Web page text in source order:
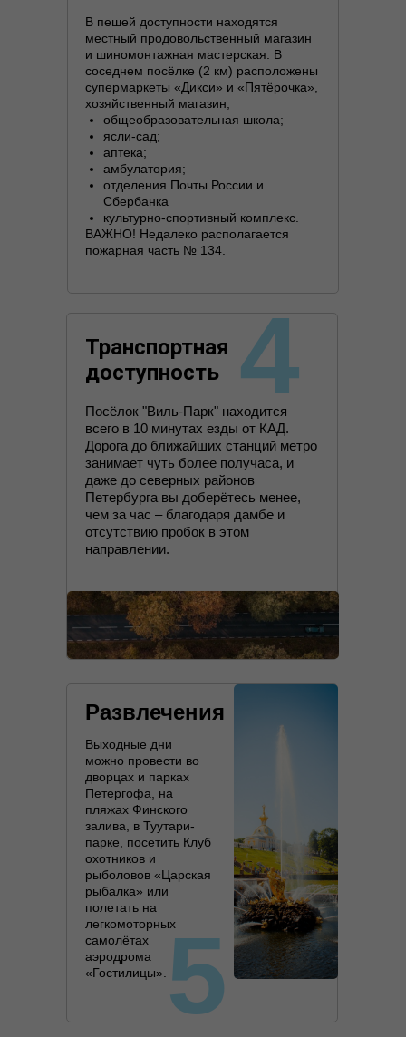
Транспортная
доступность
Посёлок "Виль-Парк" находится
всего в 10 минутах езды от КАД.
Дорога до ближайших станций метро
занимает чуть более получаса, и
даже до северных районов
Петербурга вы доберётесь менее,
чем за час – благодаря дамбе и
отсутствию пробок в этом
направлении.
4
В пешей доступности находятся
местный продовольственный магазин
и шиномонтажная мастерская. В
соседнем посёлке (2 км) расположены
супермаркеты «Дикси» и «Пятёрочка»,
хозяйственный магазин;
общеобразовательная школа;
ясли-сад;
аптека;
амбулатория;
отделения Почты России и
Сбербанка
культурно-спортивный комплекс.
ВАЖНО! Недалеко располагается
пожарная часть № 134.
Развлечения
Выходные дни
можно провести во
дворцах и парках
Петергофа, на
пляжах Финского
залива, в Туутари-
парке, посетить Клуб
охотников и
рыболовов «Царская
рыбалка» или
полетать на
легкомоторных
самолётах
аэродрома
«Гостилицы». 5